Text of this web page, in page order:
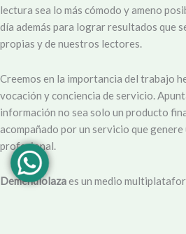
lectura sea lo más cómodo y ameno
día además para lograr resultados que
propias y de nuestros lectores.
Creemos en la importancia del trabajo
vocación y conciencia de servicio.
información no sea solo un producto
acompañado por un servicio que
profesional.
Demendiolazaes un medio